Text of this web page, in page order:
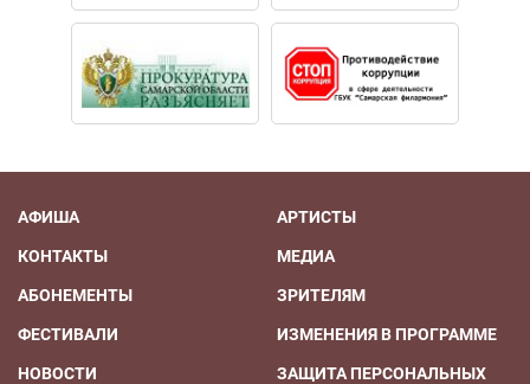
АФИША
КОНТАКТЫ
АБОНЕМЕНТЫ
ФЕСТИВАЛИ
НОВОСТИ
АРТИСТЫ
МЕДИА
ЗРИТЕЛЯМ
ИЗМЕНЕНИЯ В ПРОГРАММЕ
ЗАЩИТА ПЕРСОНАЛЬНЫХ